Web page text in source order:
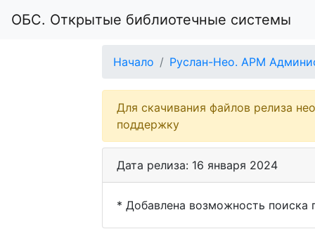
ОБС. Открытые библиотечные системы
Начало Руслан-Нео. АРМ
Для скачивания файлов релиза
поддержку
Дата релиза: 16 января 2024
* Добавлена возможность поиска